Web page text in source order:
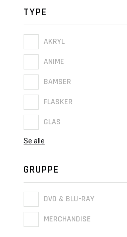
TYPE
AKRYL
ANIME
BAMSER
FLASKER
GLAS
Se alle
GRUPPE
DVD & BLU-RAY
MERCHANDISE